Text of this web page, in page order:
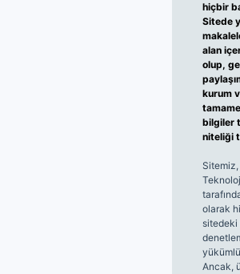
hiçbir
Sitede
alan
olup,
kurum
bilgiler
niteliği
Sitemiz,
olarak
Ancak,